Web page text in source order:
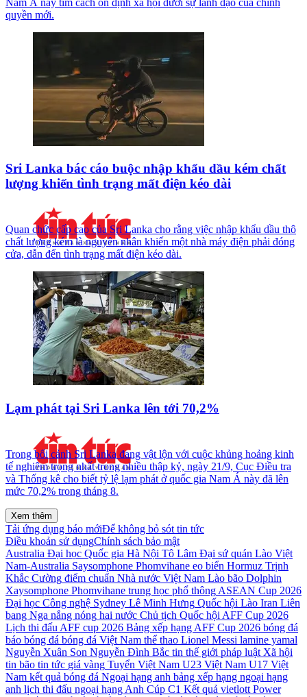
quyền mới.
Sri Lanka bác cáo buộc nhập khẩu dầu kém chất
lượng khiến tình trạng mất điện kéo dài
Quan chức cấp cao của Sri Lanka cho rằng việc nhập khẩu dầu thô
chất lượng kém là nguyên nhân khiến một nhà máy điện phải đóng
cửa, dẫn đến tình trạng mất điện kéo dài.
Lạm phát tại Sri Lanka lên tới 70,2%
Trong bối cảnh Sri Lanka đang vật lộn với cuộc khủng hoảng kinh
tế nghiêm trọng nhất trong nhiều thập kỷ, ngày 21/9, Cục Điều tra
và Thống kê cho biết tỷ lệ lạm phát ở quốc gia Nam Á này đã lên
mức 70,2% trong tháng 8.
Xem thêm
Tải ứng dụng báo mớiĐể không bỏ sót tin tức
Điều khoản sử dụngChính sách bảo mật
Australia Đại học Quốc gia Hà Nội Tô Lâm Đại sứ quán Lào Việt
Nam-Australia Saysomphone Phomvihane eo biển Hormuz Trịnh
Khắc Cường điểm chuẩn Nhà nước Việt Nam Lào bão Dolphin
Xaysomphone Phomvihane trung học phổ thông ASEAN Cup 2026
Đại học Công nghệ Sydney Lê Minh Hưng Quốc hội Lào Iran Liên
bang Nga nắng nóng hai nước Chủ tịch Quốc hội AFF Cup 2026
Lịch thi đấu AFF cup 2026 Bảng xếp hạng AFF Cup 2026 bóng đá
báo bóng đá bóng đá Việt Nam thể thao Lionel Messi lamine yamal
Nguyễn Xuân Son Nguyễn Đình Bắc tin thế giới pháp luật Xã hội
tin bão tin tức giá vàng Tuyển Việt Nam U23 Việt Nam U17 Việt
Nam kết quả bóng đá Ngoại hạng anh bảng xếp hạng ngoại hạng
anh lịch thi đấu ngoại hạng Anh Cúp C1 Kết quả vietlott Power